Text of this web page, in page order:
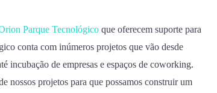
Parque Tecnológico que oferecem suporte para
conta com inúmeros projetos que vão desde
incubação de empresas e espaços de coworking.
nossos projetos para que possamos construir um